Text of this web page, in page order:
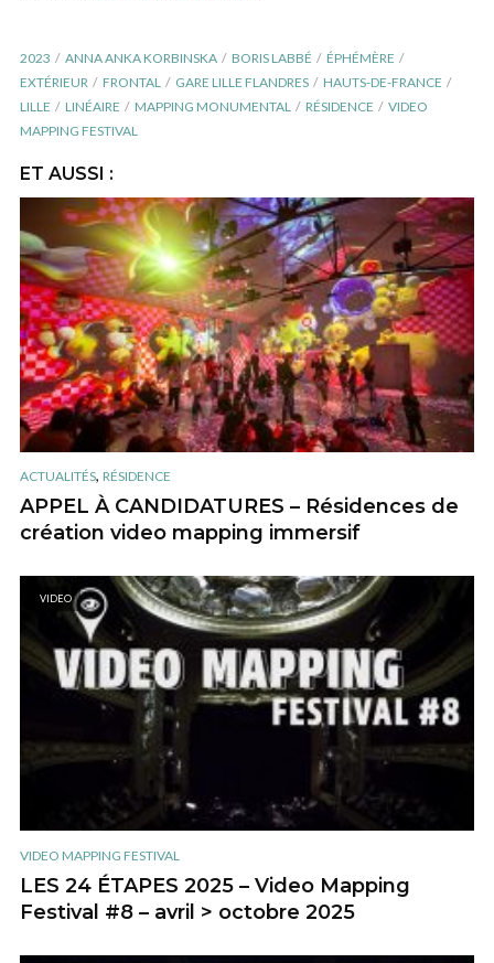
2023 ANNA ANKA KORBINSKA BORIS LABBÉ
ÉPHÉMÈRE
EXTÉRIEUR
FRONTAL GARE LILLE FLANDRES
HAUTS-DE-FRANCE
LILLE
LINÉAIRE MAPPING MONUMENTAL RÉSIDENCE
VIDEO
MAPPING FESTIVAL
ET AUSSI :
ACTUALITÉS, RÉSIDENCE
APPEL À CANDIDATURES – Résidences de
création video mapping immersif
VIDEO
VIDEO MAPPING FESTIVAL
LES 24 ÉTAPES 2025 – Video Mapping
Festival #8 – avril > octobre 2025